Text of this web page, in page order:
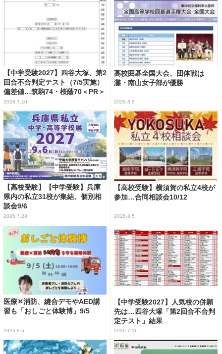
【中学受験2027】四谷大塚、第2
回合不合判定テスト（7/5実施）
偏差値…筑駒74・桜蔭70＜PR＞
2026.7.10
高校囲碁全国大会、団体戦は
灘・南山女子部が優勝
2026.8.5
【高校受験】【中学受験】兵庫
県内の私立31校が集結、個別相
談会9/6
2026.7.28
【高校受験】横須賀の私立4校が
参加…合同相談会10/12
2026.8.5
医療✕消防、縫合デモやAED講
習も「おしごと体験博」9/5
2026.8.6
【中学受験2027】人気校の併願
先は…四谷大塚「第2回合不合判
定テスト」結果
2026.7.16